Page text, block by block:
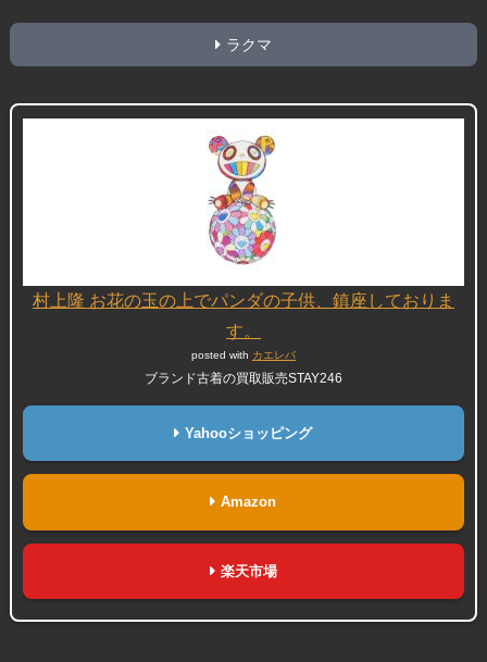
ラクマ
村上隆 お花の玉の上でパンダの子供、鎮座しておりま
す。
posted with カエレバ
ブランド古着の買取販売STAY246
Yahooショッピング
Amazon
楽天市場